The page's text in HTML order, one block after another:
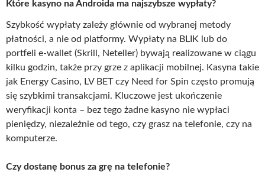
Które kasyno na Androida ma najszybsze wypłaty?
Szybkość wypłaty zależy głównie od wybranej metody
płatności, a nie od platformy. Wypłaty na BLIK lub do
portfeli e-wallet (Skrill, Neteller) bywają realizowane w ciągu
kilku godzin, także przy grze z aplikacji mobilnej. Kasyna takie
jak Energy Casino, LV BET czy Need for Spin często promują
się szybkimi transakcjami. Kluczowe jest ukończenie
weryfikacji konta – bez tego żadne kasyno nie wypłaci
pieniędzy, niezależnie od tego, czy grasz na telefonie, czy na
komputerze.
Czy dostanę bonus za grę na telefonie?